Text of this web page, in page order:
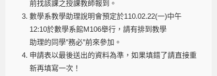
前找該課之授課教師報到。
數學系教學助理說明會預定於110.02.22(一)中午
12:10於數學系館M106舉行，請有排到教學
助理的同學”務必”前來參加。
申請表以最後送出的資料為準，如果填錯了請直接重
新再填寫一次！